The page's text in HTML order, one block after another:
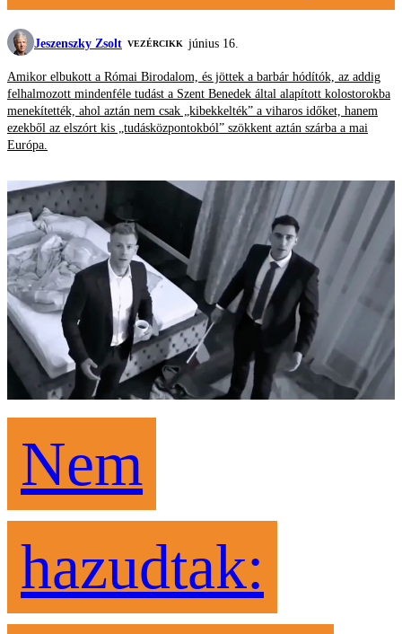
Jeszenszky Zsolt VEZÉRCIKK június 16.
Amikor elbukott a Római Birodalom, és jöttek a barbár hódítók, az addig
felhalmozott mindenféle tudást a Szent Benedek által alapított kolostorokba
menekítették, ahol aztán nem csak „kibekkelték” a viharos időket, hanem
ezekből az elszórt kis „tudásközpontokból” szökkent aztán szárba a mai
Európa.
Nem
hazudtak: